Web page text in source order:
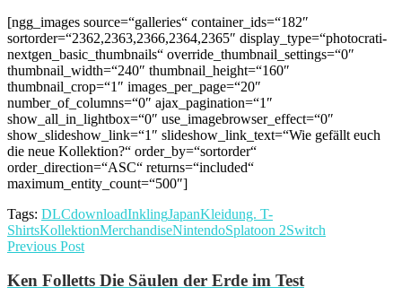
[ngg_images source=“galleries“ container_ids=“182″
sortorder=“2362,2363,2366,2364,2365″ display_type=“photocrati-
nextgen_basic_thumbnails“ override_thumbnail_settings=“0″
thumbnail_width=“240″ thumbnail_height=“160″
thumbnail_crop=“1″ images_per_page=“20″
number_of_columns=“0″ ajax_pagination=“1″
show_all_in_lightbox=“0″ use_imagebrowser_effect=“0″
show_slideshow_link=“1″ slideshow_link_text=“Wie gefällt euch
die neue Kollektion?“ order_by=“sortorder“
order_direction=“ASC“ returns=“included“
maximum_entity_count=“500″]
Tags: DLCdownloadInklingJapanKleidung. T-
ShirtsKollektionMerchandiseNintendoSplatoon 2Switch
Previous Post
Ken Folletts Die Säulen der Erde im Test